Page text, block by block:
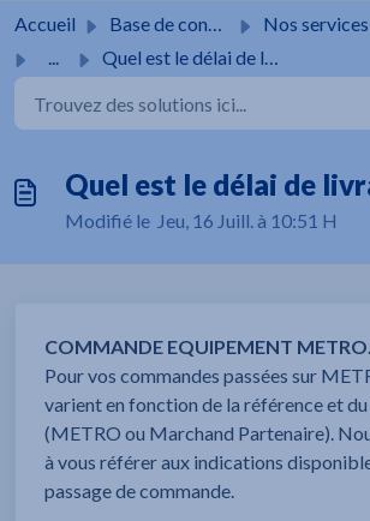
Accueil Base de connaissances Nos services
...
Quel est le délai de livraison ?
Quel est le délai de
Modifié le Jeu, 16 Juill. à 10:51 H
COMMANDE EQUIPEMENT
Pour vos commandes passées sur
varient en fonction de la référence et
(METRO ou Marchand Partenaire).
à vous référer aux indications
passage de commande.